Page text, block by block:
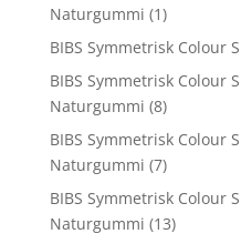
Naturgummi (1)
BIBS Symmetrisk Colour
BIBS Symmetrisk Colour
Naturgummi (8)
BIBS Symmetrisk Colour
Naturgummi (7)
BIBS Symmetrisk Colour
Naturgummi (13)